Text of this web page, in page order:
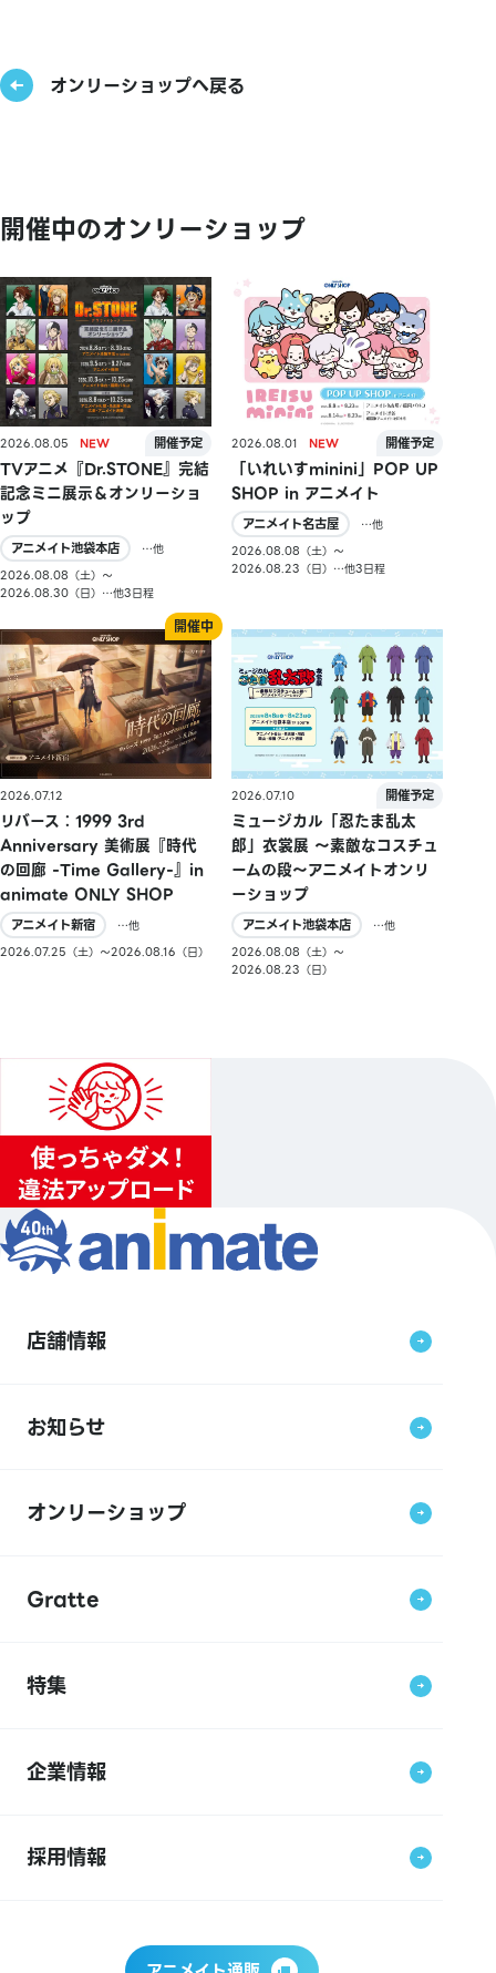
オンリーショップへ戻る
開催中のオンリーショップ
2026.08.05
TVアニメ『Dr.STONE』完結
記念ミニ展示＆オンリーショ
ップ
アニメイト池袋本店
…他
2026.08.08（土）〜
2026.08.30（日）…他3日程
2026.08.01
「いれいすminini」POP UP
SHOP in アニメイト
アニメイト名古屋
…他
2026.08.08（土）〜
2026.08.23（日）…他3日程
2026.07.12
リバース：1999 3rd
Anniversary 美術展『時代
の回廊 -Time Gallery-』in
animate ONLY SHOP
アニメイト新宿
…他
2026.07.25（土）〜2026.08.16（日）
2026.07.10
ミュージカル「忍たま乱太
郎」衣裳展 ～素敵なコスチュ
ームの段～アニメイトオンリ
ーショップ
アニメイト池袋本店
…他
2026.08.08（土）〜
2026.08.23（日）
店舗情報
お知らせ
オンリーショップ
Gratte
特集
企業情報
採用情報